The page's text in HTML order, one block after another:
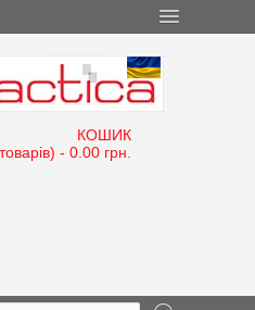
КОШИК
- 0.00 грн.